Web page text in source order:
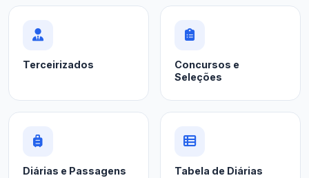
Terceirizados
Concursos e
Seleções
Diárias e Passagens Tabela de Diárias